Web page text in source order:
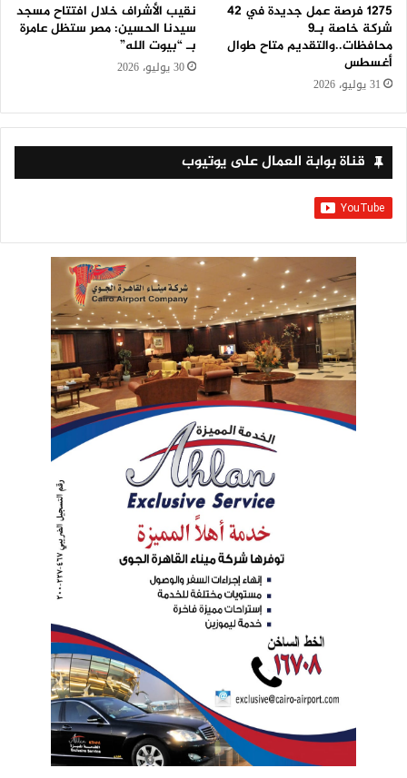
1275 فرصة عمل جديدة في 42
شركة خاصة بـ9
محافظات..والتقديم متاح طوال
أغسطس
31 يوليو، 2026
نقيب الأشراف خلال افتتاح مسجد
سيدنا الحسين: مصر ستظل عامرة
بـ “بيوت الله”
30 يوليو، 2026
قناة بوابة العمال على يوتيوب